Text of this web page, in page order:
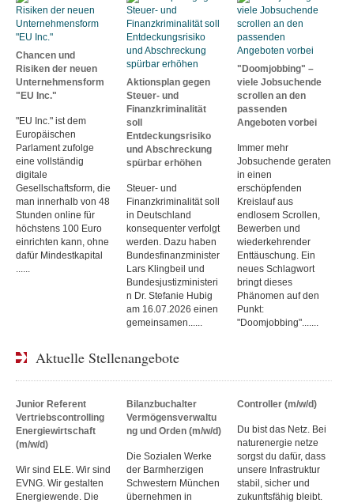
Chancen und
Risiken der neuen
Unternehmensform
"EU Inc."
"EU Inc." ist dem
Europäischen
Parlament zufolge
eine vollständig
digitale
Gesellschaftsform, die
man innerhalb von 48
Stunden online für
höchstens 100 Euro
einrichten kann, ohne
dafür Mindestkapital
Aktionsplan gegen
Steuer- und
Finanzkriminalität
soll
Entdeckungsrisiko
und Abschreckung
spürbar erhöhen
Steuer- und
Finanzkriminalität soll
in Deutschland
konsequenter verfolgt
werden. Dazu haben
Bundesfinanzminister
Lars Klingbeil und
Bundesjustizministeri
n Dr. Stefanie Hubig
am 16.07.2026 einen
gemeinsamen......
"Doomjobbing" –
viele Jobsuchende
scrollen an den
passenden
Angeboten vorbei
Immer mehr
Jobsuchende geraten
in einen
erschöpfenden
Kreislauf aus
endlosem Scrollen,
Bewerben und
wiederkehrender
Enttäuschung. Ein
neues Schlagwort
bringt dieses
Phänomen auf den
Punkt:
"Doomjobbing".......
Aktuelle Stellenangebote
Junior Referent
Vertriebscontrolling
Energiewirtschaft
(m/w/d)
Wir sind ELE. Wir sind
EVNG. Wir gestalten
Energiewende. Die
Bilanzbuchalter
Vermögensverwaltu
ng und Orden (m/w/d)
Die Sozialen Werke
der Barmherzigen
Schwestern München
übernehmen in
Controller (m/w/d)
Du bist das Netz. Bei
naturenergie netze
sorgst du dafür, dass
unsere Infrastruktur
stabil, sicher und
zukunftsfähig bleibt.